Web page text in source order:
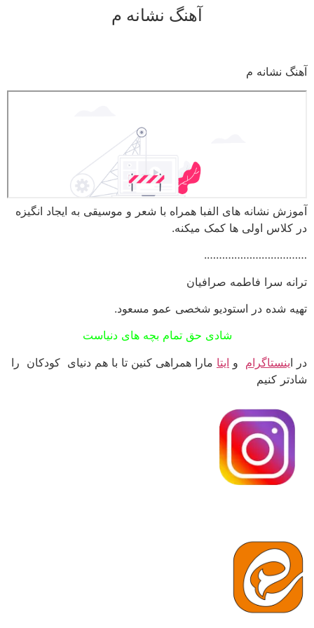
آهنگ نشانه م
آهنگ نشانه م
آموزش نشانه های الفبا همراه با شعر و موسیقی به ایجاد انگیزه
در کلاس اولی ها کمک میکنه.
…………………………….
ترانه سرا فاطمه صرافیان
تهیه شده در استودیو شخصی عمو مسعود.
شادی حق تمام بچه های دنیاست
در اینستاگرام و ایتا مارا همراهی کنین تا با هم دنیای کودکان را
شادتر کنیم